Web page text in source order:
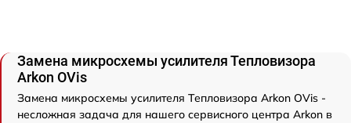
Замена микросхемы усилителя Тепловизора
Arkon OVis
Замена микросхемы усилителя Тепловизора Arkon OVis -
несложная задача для нашего сервисного центра Arkon в